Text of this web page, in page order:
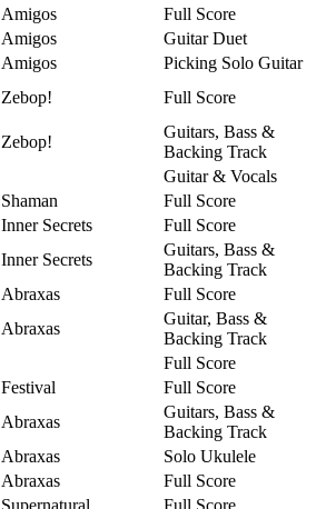
Amigos
Full Score
Amigos
Guitar Duet
Amigos
Picking Solo Guitar
Zebop!
Full Score
Zebop!
Guitars, Bass &
Backing Track
Guitar & Vocals
Shaman
Full Score
Inner Secrets
Full Score
Inner Secrets
Guitars, Bass &
Backing Track
Abraxas
Full Score
Abraxas
Guitar, Bass &
Backing Track
Full Score
Festival
Full Score
Abraxas
Guitars, Bass &
Backing Track
Abraxas
Solo Ukulele
Abraxas
Full Score
Supernatural
Full Score